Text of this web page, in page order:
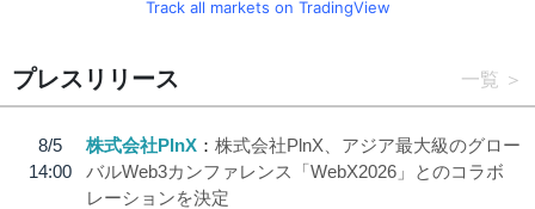
Track all markets on TradingView
プレスリリース 一覧
8/5
14:00
株式会社PlnX
株式会社PlnX、アジア最大級のグロー
バルWeb3カンファレンス「WebX2026」とのコラボ
レーションを決定